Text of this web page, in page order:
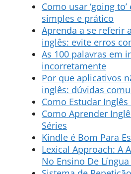
Como usar ‘going
simples e prático
Aprenda a se referir
inglês: evite erros
As 100 palavras em
incorretamente
Por que aplicativos
inglês: dúvidas
Como Estudar
Como Aprender
Séries
Kindle é Bom Para
Lexical Approach: A
No Ensino De